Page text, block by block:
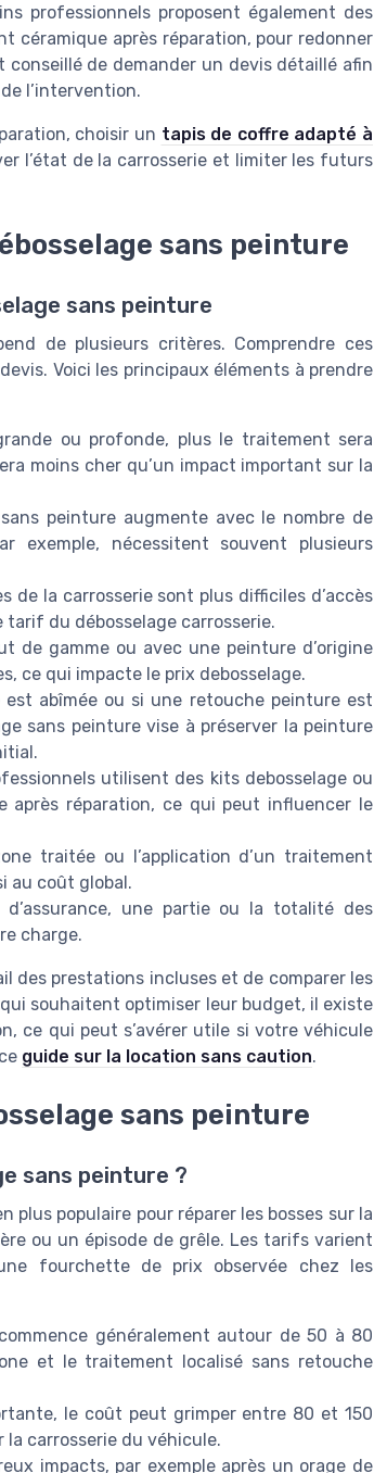
professionnels proposent également des
céramique après réparation, pour redonner
de demander un devis détaillé afin
l’intervention.
choisir un tapis de coffre adapté à
l’état de la carrosserie et limiter les futurs
sans peinture
sans peinture
de plusieurs critères. Comprendre ces
Voici les principaux éléments à prendre
ou profonde, plus le traitement sera
moins cher qu’un impact important sur la
peinture augmente avec le nombre de
exemple, nécessitent souvent plusieurs
de la carrosserie sont plus difficiles d’accès
du débosselage carrosserie.
de gamme ou avec une peinture d’origine
ce qui impacte le prix debosselage.
est abîmée ou si une retouche peinture est
sans peinture vise à préserver la peinture
utilisent des kits debosselage ou
après réparation, ce qui peut influencer le
traitée ou l’application d’un traitement
au coût global.
une partie ou la totalité des
charge.
des prestations incluses et de comparer les
souhaitent optimiser leur budget, il existe
ce qui peut s’avérer utile si votre véhicule
guide sur la location sans caution.
sans peinture
sans peinture ?
plus populaire pour réparer les bosses sur la
ou un épisode de grêle. Les tarifs varient
fourchette de prix observée chez les
généralement autour de 50 à 80
et le traitement localisé sans retouche
le coût peut grimper entre 80 et 150
la carrosserie du véhicule.
impacts, par exemple après un orage de